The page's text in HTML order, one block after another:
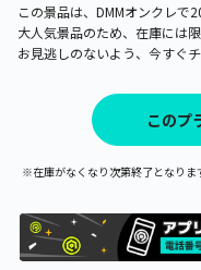
この景品は、DMMオンクレで
大人気景品のため、在庫には
お見逃しのないよう、今すぐ
このプ
※在庫がなくなり次第終了となりま